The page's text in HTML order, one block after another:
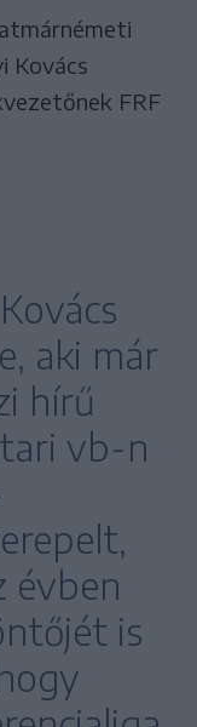
Kovács
FRF
aki már
hírű
vb-n
évben
is